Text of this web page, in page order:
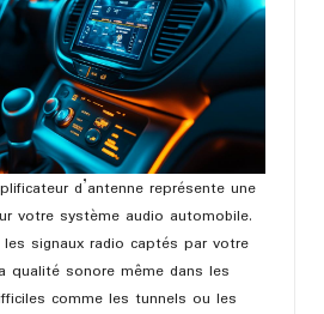
d’antenne représente une
votre système audio automobile.
signaux radio captés par votre
qualité sonore même dans les
comme les tunnels ou les